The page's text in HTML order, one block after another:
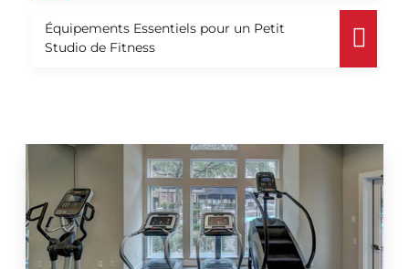
Équipements Essentiels pour un Petit
Studio de Fitness